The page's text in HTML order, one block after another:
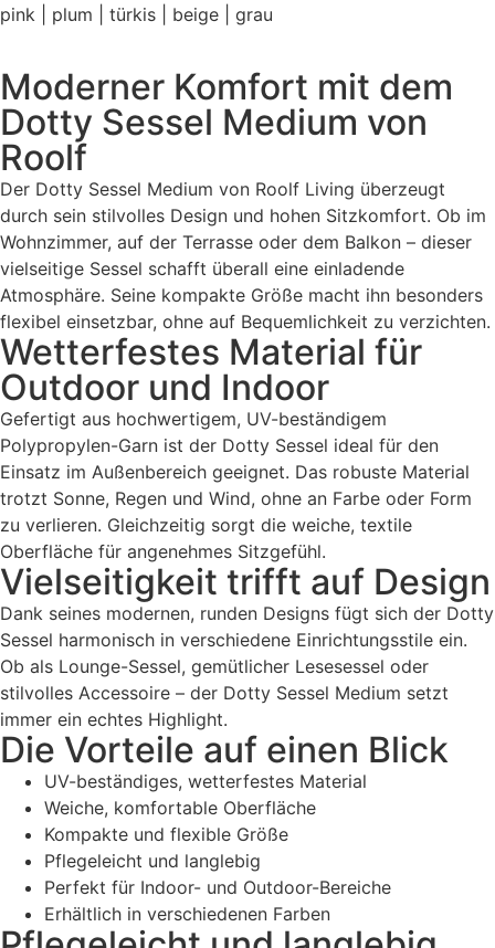
pink | plum | türkis | beige | grau
Moderner Komfort mit dem
Dotty Sessel Medium von
Roolf
Der Dotty Sessel Medium von Roolf Living überzeugt
durch sein stilvolles Design und hohen Sitzkomfort. Ob im
Wohnzimmer, auf der Terrasse oder dem Balkon – dieser
vielseitige Sessel schafft überall eine einladende
Atmosphäre. Seine kompakte Größe macht ihn besonders
flexibel einsetzbar, ohne auf Bequemlichkeit zu verzichten.
Wetterfestes Material für
Outdoor und Indoor
Gefertigt aus hochwertigem, UV-beständigem
Polypropylen-Garn ist der Dotty Sessel ideal für den
Einsatz im Außenbereich geeignet. Das robuste Material
trotzt Sonne, Regen und Wind, ohne an Farbe oder Form
zu verlieren. Gleichzeitig sorgt die weiche, textile
Oberfläche für angenehmes Sitzgefühl.
Vielseitigkeit trifft auf Design
Dank seines modernen, runden Designs fügt sich der Dotty
Sessel harmonisch in verschiedene Einrichtungsstile ein.
Ob als Lounge-Sessel, gemütlicher Lesesessel oder
stilvolles Accessoire – der Dotty Sessel Medium setzt
immer ein echtes Highlight.
Die Vorteile auf einen Blick
UV-beständiges, wetterfestes Material
Weiche, komfortable Oberfläche
Kompakte und flexible Größe
Pflegeleicht und langlebig
Perfekt für Indoor- und Outdoor-Bereiche
Erhältlich in verschiedenen Farben